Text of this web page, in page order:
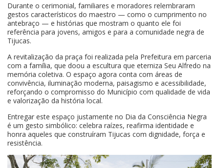
Durante o cerimonial, familiares e moradores relembraram
gestos característicos do maestro — como o cumprimento no
antebraço — e histórias que mostram o quanto ele foi
referência para jovens, amigos e para a comunidade negra de
Tijucas.
A revitalização da praça foi realizada pela Prefeitura em parceria
com a família, que doou a escultura que eterniza Seu Alfredo na
memória coletiva. O espaço agora conta com áreas de
convivência, iluminação moderna, paisagismo e acessibilidade,
reforçando o compromisso do Município com qualidade de vida
e valorização da história local.
Entregar este espaço justamente no Dia da Consciência Negra
é um gesto simbólico: celebra raízes, reafirma identidade e
honra aqueles que construíram Tijucas com dignidade, força e
resistência.